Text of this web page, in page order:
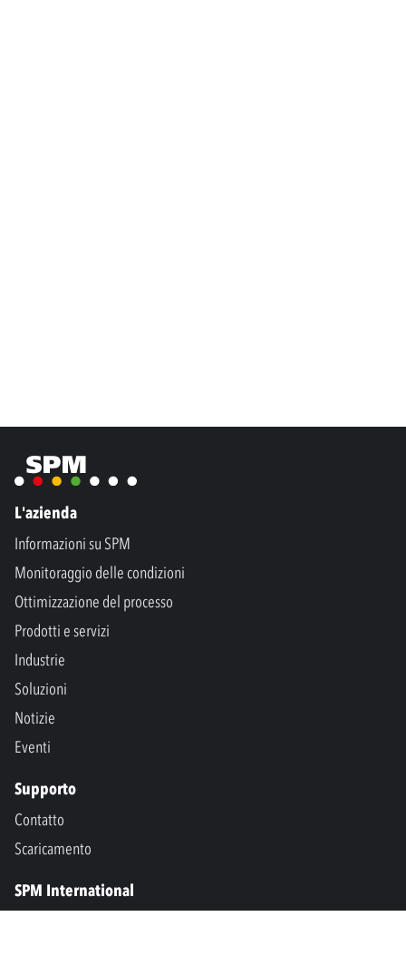
L'azienda
Informazioni su SPM
Monitoraggio delle condizioni
Ottimizzazione del processo
Prodotti e servizi
Industrie
Soluzioni
Notizie
Eventi
Supporto
Contatto
Scaricamento
SPM International